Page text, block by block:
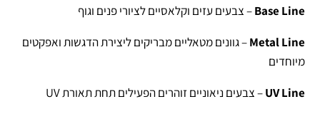
Base Line– צבעים עזים וקלאסיים לציורי פנים וגוף
Metal Line– גוונים מטאליים מבריקים ליצירת הדגשות ואפקטים
מיוחדים
UV Line– צבעים ניאוניים זוהרים הפעילים תחת תאורת UV